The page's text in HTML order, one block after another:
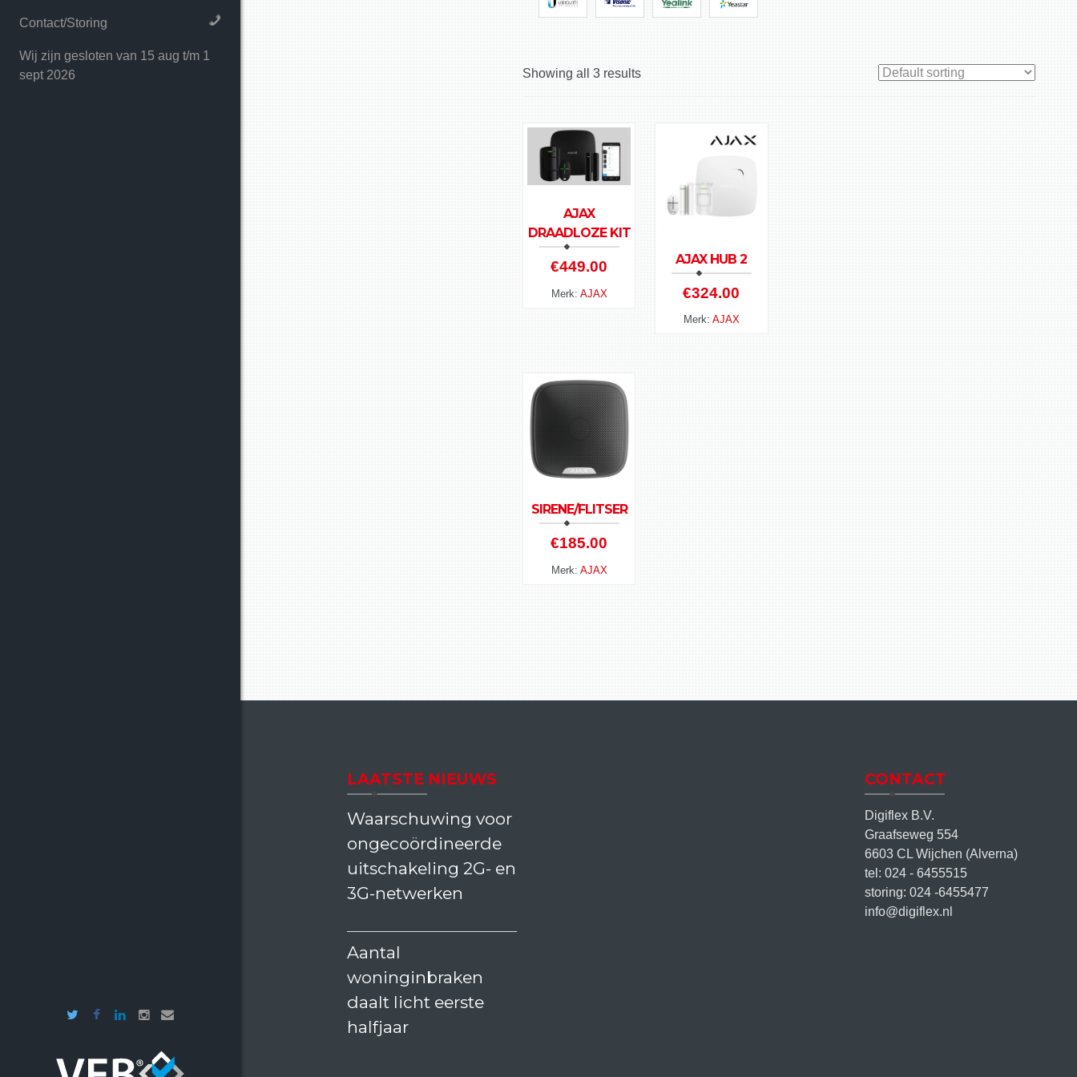
Contact/Storing
Wij zijn gesloten van 15 aug t/m 1
sept 2026
Showing all 3 results
AJAX
DRAADLOZE KIT
€449.00
Merk: AJAX
AJAX HUB 2
€324.00
Merk: AJAX
SIRENE/FLITSER
€185.00
Merk: AJAX
LAATSTE NIEUWS
Waarschuwing voor
ongecoördineerde
uitschakeling 2G- en
3G-netwerken
Aantal
woninginbraken
daalt licht eerste
halfjaar
CONTACT
Digiflex B.V.
Graafseweg 554
6603 CL Wijchen (Alverna)
tel: 024 - 6455515
storing: 024 -6455477
info@digiflex.nl